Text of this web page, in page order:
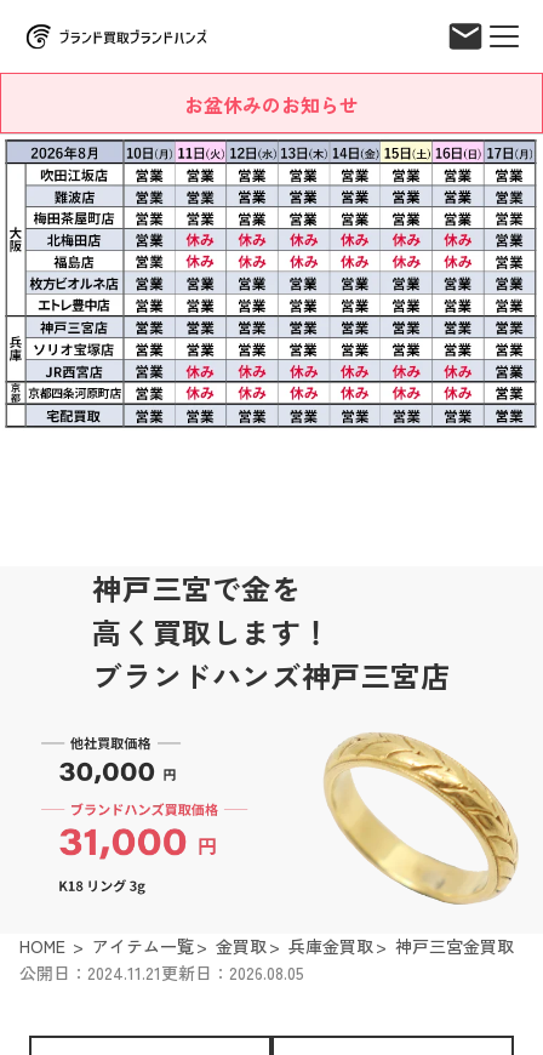
お盆休みのお知らせ
神戸三宮で金を
高く買取します！
ブランドハンズ神戸三宮店
HOME アイテム一覧 金買取 兵庫金買取
神戸三宮金買取
公開日：2024.11.21更新日：2026.08.05